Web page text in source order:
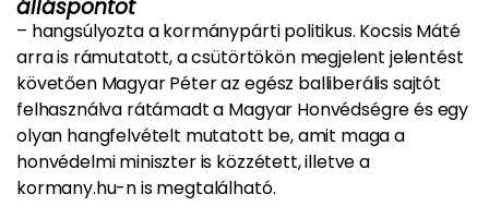
álláspontot
– hangsúlyozta a kormánypárti politikus. Kocsis Máté
arra is rámutatott, a csütörtökön megjelent jelentést
követően Magyar Péter az egész balliberális sajtót
felhasználva rátámadt a Magyar Honvédségre és egy
olyan hangfelvételt mutatott be, amit maga a
honvédelmi miniszter is közzétett, illetve a
kormany.hu-n is megtalálható.